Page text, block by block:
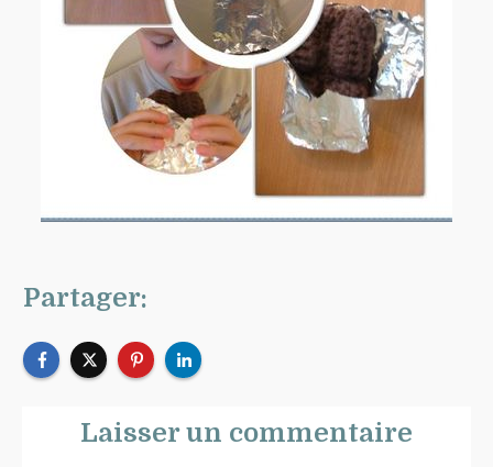
Partager:
Laisser un commentaire